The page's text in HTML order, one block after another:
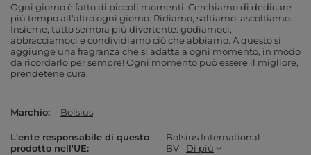
Ogni giorno è fatto di piccoli momenti. Cerchiamo di dedicare
più tempo all'altro ogni giorno. Ridiamo, saltiamo, ascoltiamo.
Insieme, tutto sembra più divertente: godiamoci,
abbracciamoci e condividiamo ciò che abbiamo. A questo si
aggiunge una fragranza che si adatta a ogni momento, in modo
da ricordarlo per sempre! Ogni momento può essere il migliore,
prendetene cura.
Marchio Bolsius
L'ente responsabile di questo
prodotto nell'UE
Bolsius International
BV
Di più